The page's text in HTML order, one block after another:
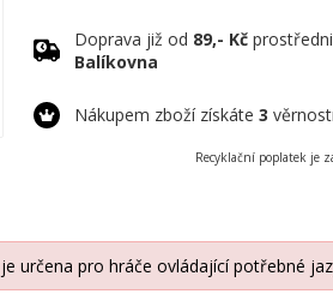
Doprava již od 89,- Kč
Balíkovna
Nákupem zboží získáte3
Recyklační poplatek je
určena pro hráče ovládající potřebné